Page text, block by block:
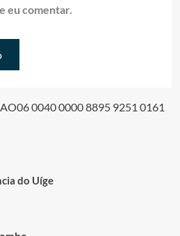
eu comentar.
0040 0000 8895 9251 0161
do Uíge